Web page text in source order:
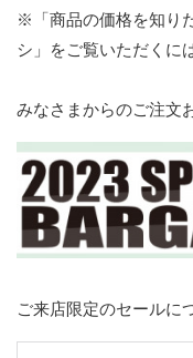
※「商品の価格を知り
シ」をご覧いただくに
みなさまからのご注文
ご来店限定のセールに